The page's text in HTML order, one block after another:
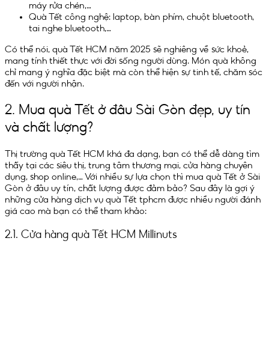
máy rửa chén,…
Quà Tết công nghệ: laptop, bàn phím, chuột bluetooth,
tai nghe bluetooth,…
Có thể nói, quà Tết HCM năm 2025 sẽ nghiêng về sức khoẻ,
mang tính thiết thực với đời sống người dùng. Món quà không
chỉ mang ý nghĩa đặc biệt mà còn thể hiện sự tinh tế, chăm sóc
đến với người nhận.
2. Mua quà Tết ở đâu Sài Gòn đẹp, uy tín
và chất lượng?
Thị trường quà Tết HCM khá đa dạng, bạn có thể dễ dàng tìm
thấy tại các siêu thị, trung tâm thương mại, cửa hàng chuyên
dụng, shop online,… Với nhiều sự lựa chọn thì mua quà Tết ở Sài
Gòn ở đâu uy tín, chất lượng được đảm bảo? Sau đây là gợi ý
những cửa hàng dịch vụ quà Tết tphcm được nhiều người đánh
giá cao mà bạn có thể tham khảo:
2.1. Cửa hàng quà Tết HCM Millinuts